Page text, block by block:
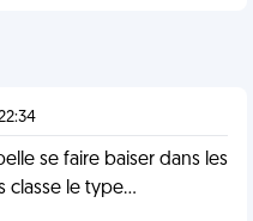
se faire baiser dans les
classe le type...